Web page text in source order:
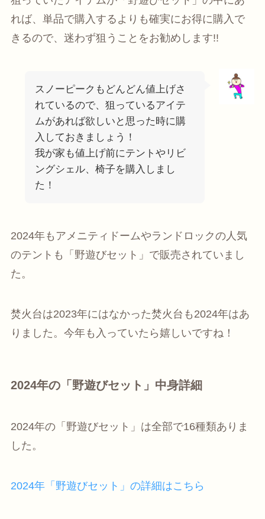
れば、単品で購入するよりも確実にお得に購入で
きるので、迷わず狙うことをお勧めします!!
スノーピークもどんどん値上げさ
れているので、狙っているアイテ
ムがあれば欲しいと思った時に購
入しておきましょう！
我が家も値上げ前にテントやリビ
ングシェル、椅子を購入しまし
た！
2024年もアメニティドームやランドロックの人気
のテントも「野遊びセット」で販売されていまし
た。
焚火台は2023年にはなかった焚火台も2024年はあ
りました。今年も入っていたら嬉しいですね！
2024年の「野遊びセット」中身詳細
2024年の「野遊びセット」は全部で16種類ありま
した。
2024年「野遊びセット」の詳細はこちら